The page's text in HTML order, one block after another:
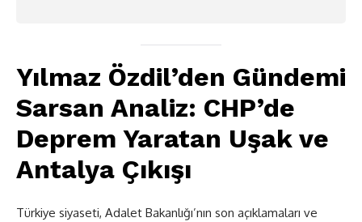
Yılmaz Özdil’den Gündemi
Sarsan Analiz: CHP’de
Deprem Yaratan Uşak ve
Antalya Çıkışı
Türkiye siyaseti, Adalet Bakanlığı’nın son açıklamaları ve